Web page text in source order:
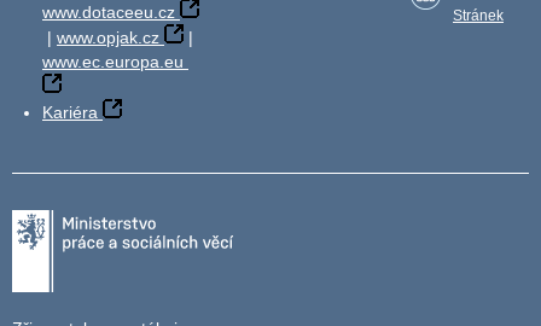
www.dotaceeu.cz
| www.opjak.cz
|
www.ec.europa.eu
Kariéra
Stránek